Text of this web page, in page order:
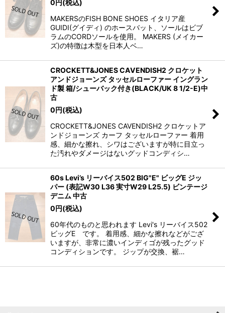
0円(税込)
MAKERSのFISH BONE SHOES イタリア産
GUIDI(グイディ) のホースバット、ソールはビブ
ラムのCORDソールを使用。 MAKERS (メイカー
ズ)の特徴は木型を日本人ベ…
CROCKETT&JONES CAVENDISH2 クロケット
アンドジョーンズ タッセルローファー イングラン
ド製 箱/シューバック付き(BLACK/UK 8 1/2-E)中
古
0円(税込)
CROCKETT&JONES CAVENDISH2 クロケットア
ンドジョーンズ カーフ タッセルローファー 着用
感、細かな擦れ、シワはございますが特に目立っ
た汚れやダメージはないグッドコンディシ…
60s Levi’s リーバイス502 BIG"E" ビッグE ジッ
パー (表記W30 L36 実寸W29 L25.5) ビンテージ
デニム 中古
0円(税込)
60年代のものと思われます Levi's リーバイス502
ビッグE です。 着用感、細かな擦れなどがござ
いますが、非常に濃いインディゴが残ったグッド
コンディションです。 ジップが交換、裾…